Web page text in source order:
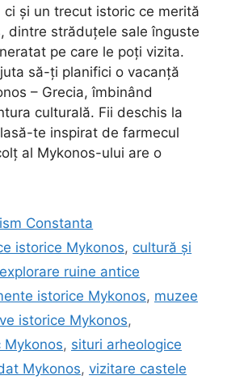
și un trecut istoric ce merită
dintre străduțele sale înguste
pe care le poți vizita.
să-ți planifici o vacanță
– Grecia, îmbinând
culturală. Fii deschis la
te inspirat de farmecul
al Mykonos-ului are o
Constanta
istorice Mykonos, cultură și
explorare ruine antice
istorice Mykonos, muzee
istorice Mykonos,
Mykonos, situri arheologice
Mykonos, vizitare castele